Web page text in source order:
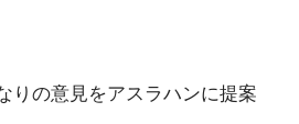
りの意見をアスラハンに提案